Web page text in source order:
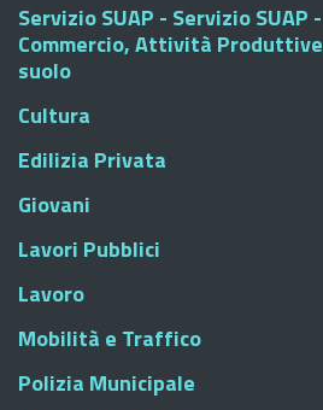
Servizio SUAP - Servizio SUAP
Commercio, Attività
suolo
Cultura
Edilizia Privata
Giovani
Lavori Pubblici
Lavoro
Mobilità e Traffico
Polizia Municipale